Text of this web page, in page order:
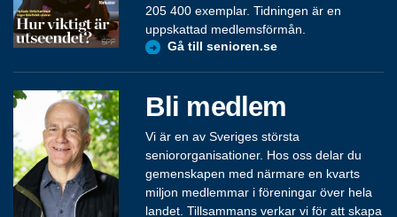
205 400 exemplar. Tidningen är en
uppskattad medlemsförmån.
Gå till senioren.se
Bli medlem
Vi är en av Sveriges största
seniororganisationer. Hos oss delar du
gemenskapen med närmare en kvarts
miljon medlemmar i föreningar över hela
landet. Tillsammans verkar vi för att skapa